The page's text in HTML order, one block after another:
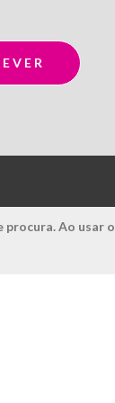
procura. Ao usar o